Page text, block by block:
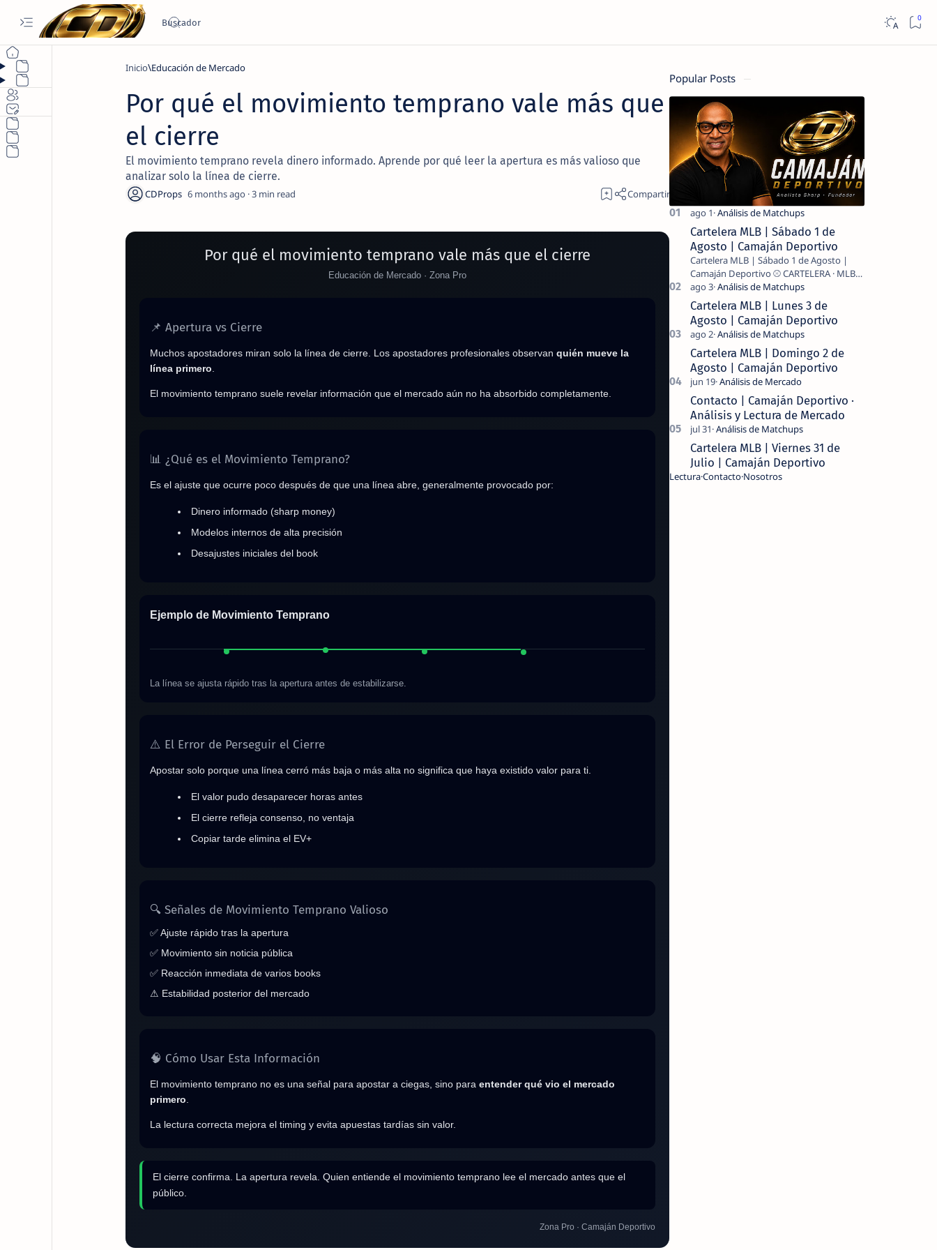
Inicio Educación de Mercado
Por qué el movimiento temprano vale más que
el cierre
El movimiento temprano revela dinero informado. Aprende por qué leer la apertura es más valioso que
analizar solo la línea de cierre.
6 months ago 3
Por qué el movimiento temprano vale más que el cierre
Educación de Mercado · Zona Pro
📌 Apertura vs Cierre
Muchos apostadores miran solo la línea de cierre. Los apostadores profesionales observan quién mueve la
línea primero
El movimiento temprano suele revelar información que el mercado aún no ha absorbido completamente.
📊 ¿Qué es el Movimiento Temprano?
Es el ajuste que ocurre poco después de que una línea abre, generalmente provocado por:
Dinero informado (sharp money)
Modelos internos de alta precisión
Desajustes iniciales del book
Ejemplo de Movimiento Temprano
La línea se ajusta rápido tras la apertura antes de estabilizarse.
⚠️ El Error de Perseguir el Cierre
Apostar solo porque una línea cerró más baja o más alta no significa que haya existido valor para ti.
El valor pudo desaparecer horas antes
El cierre refleja consenso, no ventaja
Copiar tarde elimina el EV+
🔍 Señales de Movimiento Temprano Valioso
✅ Ajuste rápido tras la apertura
✅ Movimiento sin noticia pública
✅ Reacción inmediata de varios books
⚠ Estabilidad posterior del mercado
🧠 Cómo Usar Esta Información
El movimiento temprano no es una señal para apostar a ciegas, sino para entender qué vio el mercado
primero
La lectura correcta mejora el timing y evita apuestas tardías sin valor.
El cierre confirma. La apertura revela. Quien entiende el movimiento temprano lee el mercado antes que el
público.
Zona Pro · Camaján Deportivo
Popular Posts
Cartelera MLB | Sábado 1 de
Agosto | Camaján Deportivo
Cartelera MLB | Sábado 1 de Agosto |
Camaján Deportivo ⚾ CARTELERA · MLB
Cartelera MLB | Lunes 3 de
Agosto | Camaján Deportivo
Cartelera MLB | Domingo 2 de
Agosto | Camaján Deportivo
Contacto | Camaján Deportivo ·
Análisis y Lectura de Mercado
Cartelera MLB | Viernes 31 de
Julio | Camaján Deportivo
LecturaContactoNosotros